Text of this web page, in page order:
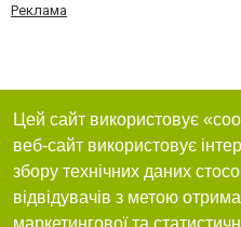
Реклама
Цей сайт використовує
веб-сайт використовує
збору технічних даних
відвідувачів з метою
маркетингової та